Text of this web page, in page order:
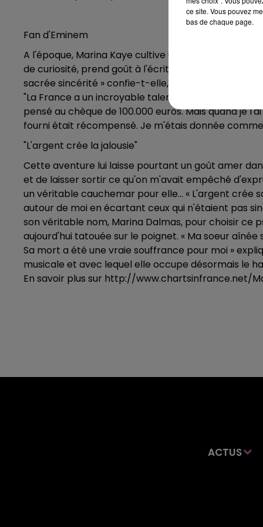
Fan d'Eminem
A l'époque, Marina Kaye cultive une passion pour
de curiosité, prend goût à l'écriture. Son premier
sacrée sincérité » confie-t-elle, admirative. C'est
"La France a un incroyable talent", après l'avoir
pensé au chèque de 100.000 euros. Mais quand je
fourni était récompensé. Je m'étais donnée
"L'argent crée la jalousie"
Cette aventure lui laisse pourtant un goût amer
et de laisser sortir ce qu'on m'avait empêché
un véritable cauchemar pour elle... « L'argent crée
autour de moi en écartant ceux qui n'étaient pas
son véritable nom, Marina Dalmas, pour choisir ce
aujourd'hui tatouée sur le poignet. « Ma soeur
Sa mort a été une vraie souffrance pour moi »
musicale et avec lequel elle occupe désormais le
En savoir plus sur http://www.chartsinfrance.net/
ACTUS
ce site. Vous pouvez
bas de chaque page.